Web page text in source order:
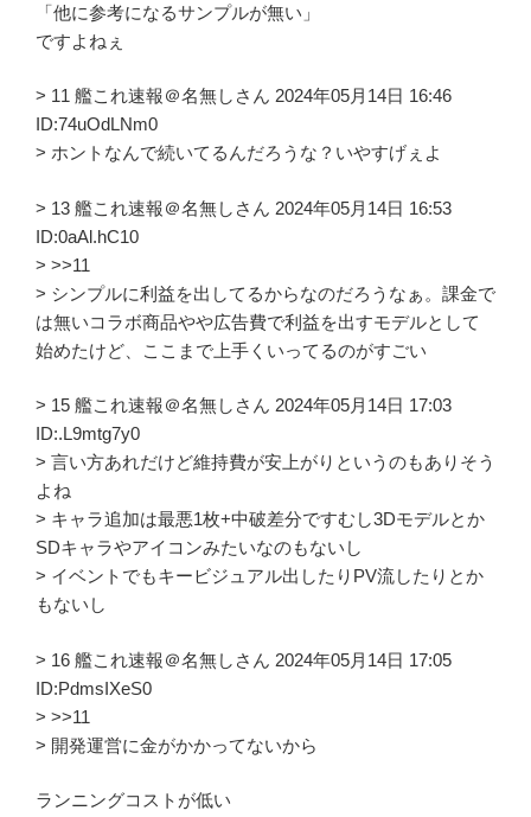
「他に参考になるサンプルが無い」
ですよねぇ
> 11 艦これ速報＠名無しさん 2024年05月14日 16:46
ID:74uOdLNm0
> ホントなんで続いてるんだろうな？いやすげぇよ
> 13 艦これ速報＠名無しさん 2024年05月14日 16:53
ID:0aAl.hC10
> >>11
> シンプルに利益を出してるからなのだろうなぁ。課金で
は無いコラボ商品やや広告費で利益を出すモデルとして
始めたけど、ここまで上手くいってるのがすごい
> 15 艦これ速報＠名無しさん 2024年05月14日 17:03
ID:.L9mtg7y0
> 言い方あれだけど維持費が安上がりというのもありそう
よね
> キャラ追加は最悪1枚+中破差分ですむし3Dモデルとか
SDキャラやアイコンみたいなのもないし
> イベントでもキービジュアル出したりPV流したりとか
もないし
> 16 艦これ速報＠名無しさん 2024年05月14日 17:05
ID:PdmsIXeS0
> >>11
> 開発運営に金がかかってないから
ランニングコストが低い